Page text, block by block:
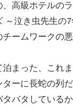
高級ホテルの
泣き虫先生の
ームワークの
まった、これ
ーに長蛇の列
バタしている